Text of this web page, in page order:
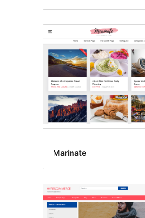
Marinate